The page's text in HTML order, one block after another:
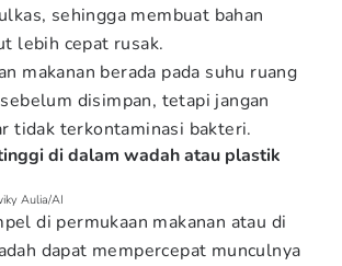
sehingga membuat bahan
lebih cepat rusak.
makanan berada pada suhu ruang
disimpan, tetapi jangan
tidak terkontaminasi bakteri.
di dalam wadah atau plastik
Aulia/AI
di permukaan makanan atau di
dapat mempercepat munculnya